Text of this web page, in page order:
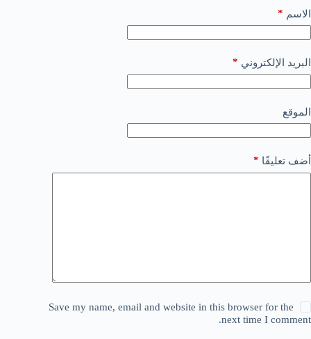
الاسم *
البريد الإلكتروني *
الموقع
أضف تعليقًا *
Save my name, email and website in this browser for the
next time I comment.